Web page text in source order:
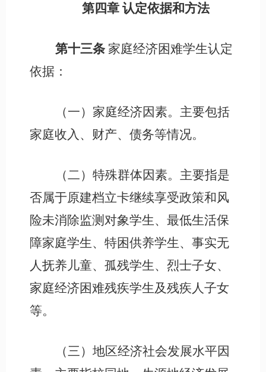
第四章 认定依据和方法
第十三条 家庭经济困难学生认定
依据：
（一）家庭经济因素。主要包括
家庭收入、财产、债务等情况。
（二）特殊群体因素。主要指是
否属于原建档立卡继续享受政策和风
险未消除监测对象学生、最低生活保
障家庭学生、特困供养学生、事实无
人抚养儿童、孤残学生、烈士子女、
家庭经济困难残疾学生及残疾人子女
等。
（三）地区经济社会发展水平因